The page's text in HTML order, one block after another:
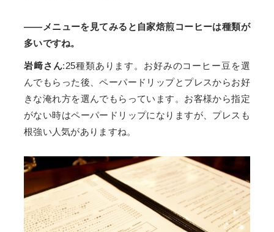
——メニューを見てみると自家焙煎コーヒーは種類が
多いですね。
岩﨑さん:25種類あります。お好みのコーヒー豆を選
んでもらった後、ペーパードリップとプレスからお好
きな淹れ方を選んでもらっています。お客様から指定
がない時はペーパードリップになりますが、プレスも
根強い人気がありますね。